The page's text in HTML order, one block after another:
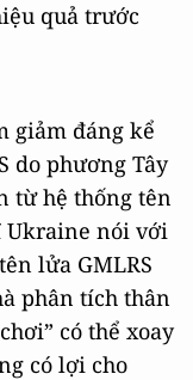
quả trước
giảm đáng kể
do phương Tây
từ hệ thống tên
Ukraine nói với
lửa GMLRS
phân tích thân
có thể xoay
có lợi cho